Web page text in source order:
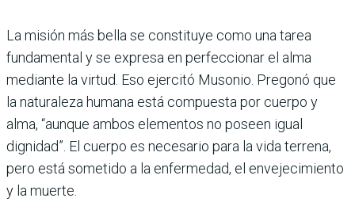
La misión más bella se constituye como una tarea
fundamental y se expresa en perfeccionar el alma
mediante la virtud. Eso ejercitó Musonio. Pregonó que
la naturaleza humana está compuesta por cuerpo y
alma, “aunque ambos elementos no poseen igual
dignidad”. El cuerpo es necesario para la vida terrena,
pero está sometido a la enfermedad, el envejecimiento
y la muerte.